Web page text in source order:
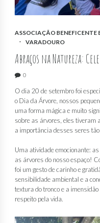
ASSOCIAÇÃO BENEFICENTE
VARADOURO
Abraços na Natureza:
0
O dia 20 de setembro foi
o Dia da Árvore, nossos
uma forma mágica e muito
sobre as árvores, eles tiveram
a importância desses seres
Uma atividade emocionante:
as árvores do nosso espaço!
foi um gesto de carinho e
sensibilidade ambiental e a
textura do tronco e a
respeito pela vida.